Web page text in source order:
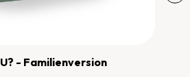
- Familienversion